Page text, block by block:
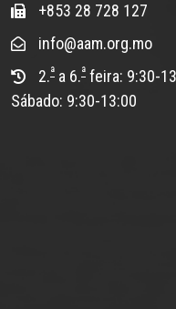
+853 28 728 127
info@aam.org.mo
2.ª a 6.ª feira: 9:30-
Sábado: 9:30-13:00